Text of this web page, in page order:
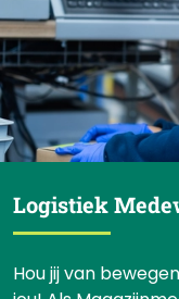
Logistiek
Hou jij van